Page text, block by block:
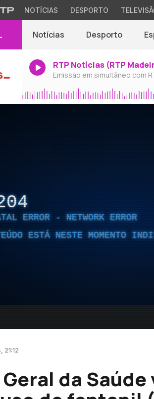
NOTÍCIAS DESPORTO
Notícias Desporto
RTP Notícias (RTP
Emissão em simultâneo com
ERROR - NETWORK ERROR
ESTÁ NESTE MOMENTO
21:12
da